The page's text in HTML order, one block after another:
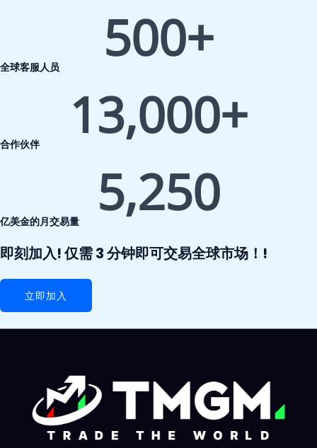
500+
全球客服人员
13,000+
合作伙伴
5,250
亿美金的月交易量
即刻加入! 仅需 3 分钟即可交易全球市场！!
立即加入